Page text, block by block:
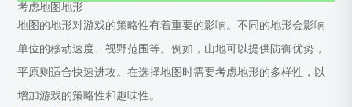
考虑地图地形
地图的地形对游戏的策略性有着重要的影响。不同的地形会影响
单位的移动速度、视野范围等。例如，山地可以提供防御优势，
平原则适合快速进攻。在选择地图时需要考虑地形的多样性，以
增加游戏的策略性和趣味性。